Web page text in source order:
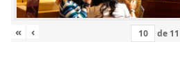
« ‹ de 11